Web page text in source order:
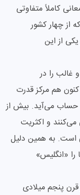
کاملاً متفاوتی
از چهار کشور
از این
غالب را در
هم مرکز قدرت
حساب می‌آید. بیش از
می‌کنند و اکثریت
است. به همین دلیل
را «انگلیس»
قرن پنجم میلادی